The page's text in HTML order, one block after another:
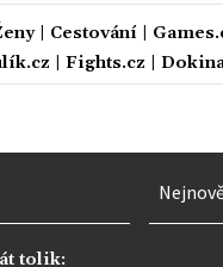
| Cestování
Fights.cz
tolik: